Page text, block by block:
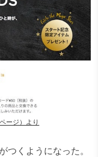
ージ）より
くようになった。